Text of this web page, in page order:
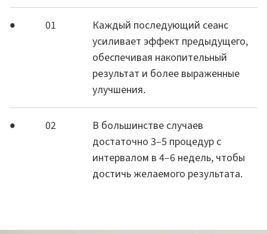
01
Каждый последующий сеанс
усиливает эффект предыдущего,
обеспечивая накопительный
результат и более выраженные
улучшения.
02
В большинстве случаев
достаточно 3–5 процедур с
интервалом в 4–6 недель, чтобы
достичь желаемого результата.